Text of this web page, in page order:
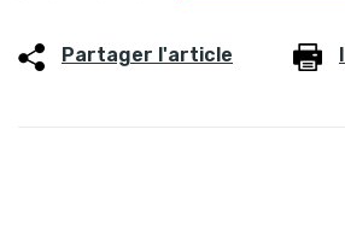
Partager l'article